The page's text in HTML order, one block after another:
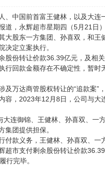
、中国前首富王健林，以及大
道，永辉超市星期四（5月21日
大股东一方集团、孙喜双，和
决定立案执行。
股份转让价款36.39亿元，及相
行回款金额存在不确定性，暂时
及万达商管股权转让的“追款案”
容，2023年12月8日，公司与
大连御锦、王健林、孙喜双、一
集团提供担保。
付款义务，王健林、孙喜双、一
超市支付剩余股份转让价款
行完毕。